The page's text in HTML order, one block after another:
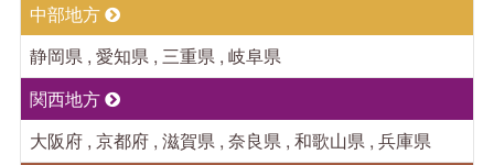
中部地方
静岡県 , 愛知県 , 三重県 , 岐阜県
関西地方
大阪府 , 京都府 , 滋賀県 , 奈良県 , 和歌山県 , 兵庫県